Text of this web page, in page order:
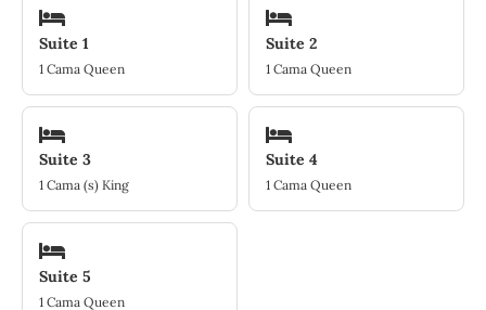
Suite 1
1 Cama Queen
Suite 2
1 Cama Queen
Suite 3
1 Cama (s) King
Suite 4
1 Cama Queen
Suite 5
1 Cama Queen